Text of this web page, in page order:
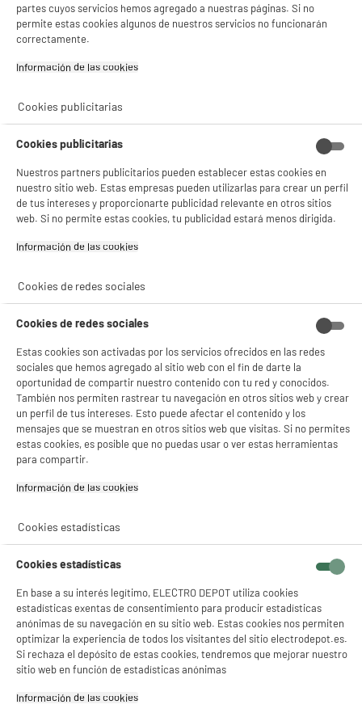
0€05
Recogemos tu antiguo dispositivo
Recogemosgratuitamentetu antiguo
electrodoméstico.
Garantía incluida :3 años
Hastaagosto 2029
Cambio por uno nuevo o por un cupón canjeable
Características
Marca
Número de velocidades 2
Material de las patas Plástico
Material de la cuchilla Acero inoxidable
Accesorios.
Características adicionales
partes cuyos servicios hemos agregado a nuestras páginas. Si no
permite estas cookies algunos de nuestros servicios no funcionarán
correctamente.
Información de las cookies‎
Cookies publicitarias
Cookies publicitarias
Nuestros partners publicitarios pueden establecer estas cookies en
nuestro sitio web. Estas empresas pueden utilizarlas para crear un perfil
de tus intereses y proporcionarte publicidad relevante en otros sitios
web. Si no permite estas cookies, tu publicidad estará menos dirigida.
Información de las cookies‎
Cookies de redes sociales
Cookies de redes sociales
Estas cookies son activadas por los servicios ofrecidos en las redes
sociales que hemos agregado al sitio web con el fin de darte la
oportunidad de compartir nuestro contenido con tu red y conocidos.
También nos permiten rastrear tu navegación en otros sitios web y crear
un perfil de tus intereses. Esto puede afectar el contenido y los
mensajes que se muestran en otros sitios web que visitas. Si no permites
estas cookies, es posible que no puedas usar o ver estas herramientas
para compartir.
Información de las cookies‎
Cookies estadísticas
Cookies estadísticas
En base a su interés legítimo, ELECTRO DEPOT utiliza cookies
estadísticas exentas de consentimiento para producir estadísticas
anónimas de su navegación en su sitio web. Estas cookies nos permiten
optimizar la experiencia de todos los visitantes del sitio electrodepot.es.
Si rechaza el depósito de estas cookies, tendremos que mejorar nuestro
sitio web en función de estadísticas anónimas
Información de las cookies‎